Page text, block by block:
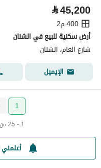
⃁45,200
400 م2
أرض سكنية للبيع في الشنان
شارع العام، الشنان
الإيميل
1
1 - 25 من 193 اراضي سكنية